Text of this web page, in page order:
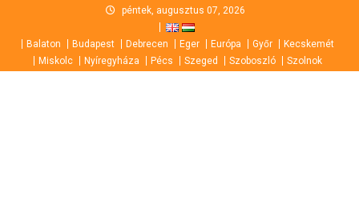
content
péntek, augusztus 07, 2026
Balaton Budapest Debrecen Eger Európa Győr
Kecskemét
Miskolc
Nyíregyháza Pécs Szeged Szoboszló Szolnok